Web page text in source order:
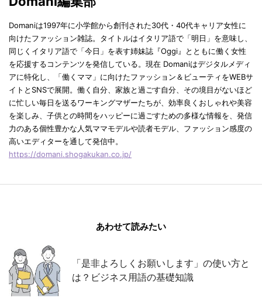
Domaniは1997年に小学館から創刊された30代・40代キャリア女性に
向けたファッション雑誌。タイトルはイタリア語で「明日」を意味し、
同じくイタリア語で「今日」を表す姉妹誌『Oggi』とともに働く女性
を応援するコンテンツを発信している。現在 Domaniはデジタルメディ
アに特化し、「働くママ」に向けたファッション＆ビューティをWEBサ
イトとSNSで展開。働く自分、家族と過ごす自分、その境目がないほど
に忙しい毎日を送るワーキングマザーたちが、効率良くおしゃれや美容
を楽しみ、子供との時間をハッピーに過ごすための多様な情報を、発信
力のある個性豊かな人気ママモデルや読者モデル、ファッション感度の
高いエディターを通して発信中。
https://domani.shogakukan.co.jp/
あわせて読みたい
「是非よろしくお願いします」の使い方と
は？ビジネス用語の基礎知識